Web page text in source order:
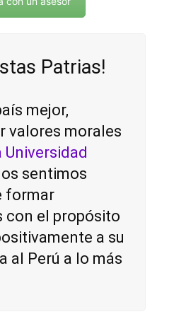
Patrias!
mejor,
valores morales
Universidad
sentimos
formar
con el propósito
a su
al Perú a lo más